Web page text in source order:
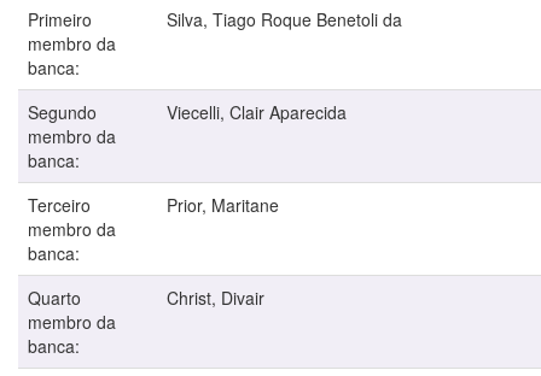
Primeiro
membro da
banca:
Silva, Tiago Roque Benetoli da
Segundo
membro da
banca:
Viecelli, Clair Aparecida
Terceiro
membro da
banca:
Prior, Maritane
Quarto
membro da
banca:
Christ, Divair